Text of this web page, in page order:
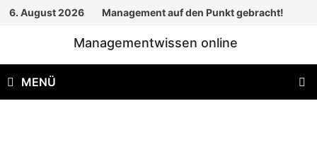
Zum
6. August 2026 Management auf den Punkt gebracht!
Managementwissen online
MENÜ